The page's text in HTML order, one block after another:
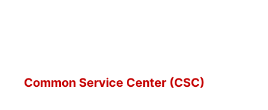
Common Service Center (CSC)